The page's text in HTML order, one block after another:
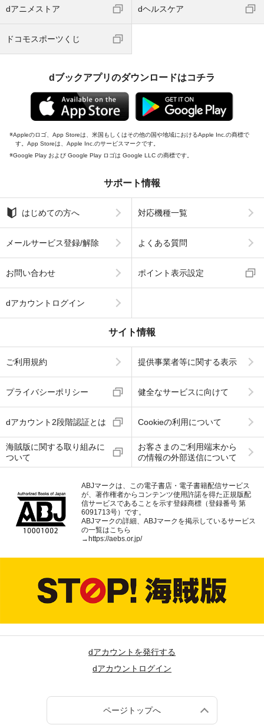
dアニメストア dヘルスケア
ドコモスポーツくじ
dブックアプリのダウンロードはコチラ
Appleのロゴ、App Storeは、米国もしくはその他の国や地域におけるApple Inc.の商標で
す。App Storeは、Apple Inc.のサービスマークです。
Google Play および Google Play ロゴは Google LLC の商標です。
サポート情報
はじめての方へ 対応機種一覧
メールサービス登録/解除 よくある質問
お問い合わせ ポイント表示設定
dアカウントログイン
サイト情報
ご利用規約 提供事業者等に関する表示
プライバシーポリシー 健全なサービスに向けて
dアカウント2段階認証とは Cookieの利用について
海賊版に関する取り組みに
ついて
お客さまのご利用端末から
の情報の外部送信について
ABJマークは、この電子書店・電子書籍配信サービス
が、著作権者からコンテンツ使用許諾を得た正規版配
信サービスであることを示す登録商標（登録番号 第
6091713号）です。
ABJマークの詳細、ABJマークを掲示しているサービス
の一覧はこちら
→ https://aebs.or.jp/
dアカウントを発行する
dアカウントログイン
ページトップへ